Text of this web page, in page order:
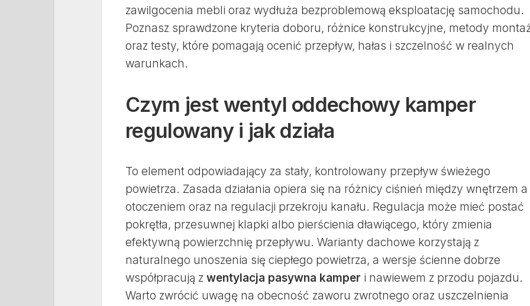
zawilgocenia mebli oraz wydłuża bezproblemową eksploatację samochodu.
Poznasz sprawdzone kryteria doboru, różnice konstrukcyjne, metody
oraz testy, które pomagają ocenić przepływ, hałas i szczelność w realnych
warunkach.
Czym jest wentyl oddechowy kamper
regulowany i jak działa
To element odpowiadający za stały, kontrolowany przepływ świeżego
powietrza. Zasada działania opiera się na różnicy ciśnień między wnętrzem a
otoczeniem oraz na regulacji przekroju kanału. Regulacja może mieć postać
pokrętła, przesuwnej klapki albo pierścienia dławiącego, który zmienia
efektywną powierzchnię przepływu. Warianty dachowe korzystają z
naturalnego unoszenia się ciepłego powietrza, a wersje ścienne dobrze
współpracują z wentylacja pasywna kamper i nawiewem z przodu pojazdu.
Warto zwrócić uwagę na obecność zaworu zwrotnego oraz uszczelnienia